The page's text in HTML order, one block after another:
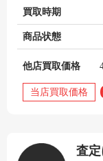
買取時期
商品状態
他店買取価格
当店買取価格
査